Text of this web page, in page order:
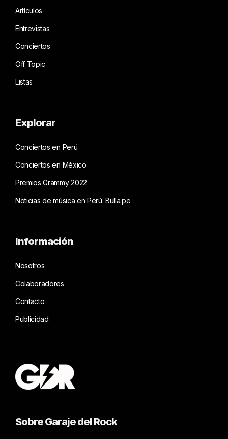
Artículos
Entrevistas
Conciertos
Off Topic
Listas
Explorar
Conciertos en Perú
Conciertos en México
Premios Grammy 2022
Noticias de música en Perú: Bulla.pe
Información
Nosotros
Colaboradores
Contacto
Publicidad
Sobre Garaje del Rock